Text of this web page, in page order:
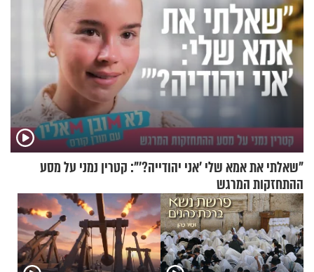
"שאלתי את אמא שלי 'אני יהודייה?'": קטרין נמני על מסע
ההתחזקות המרגש